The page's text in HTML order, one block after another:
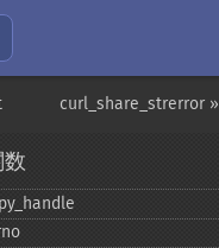
curl_share_strerror »
数